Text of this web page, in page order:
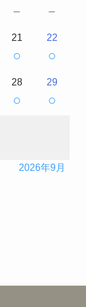
－ －
21
○
22
○
28
○
29
○
2026年9月